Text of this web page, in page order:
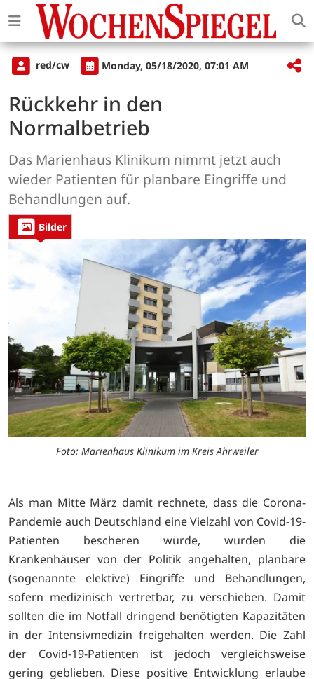
red/cw Monday, 05/18/2020, 07:01 AM
Rückkehr in den
Normalbetrieb
Das Marienhaus Klinikum nimmt jetzt auch
wieder Patienten für planbare Eingriffe und
Behandlungen auf.
Bilder
Foto: Marienhaus Klinikum im Kreis Ahrweiler
Als man Mitte März damit rechnete, dass die Corona-
Pandemie auch Deutschland eine Vielzahl von Covid-19-
Patienten bescheren würde, wurden die
Krankenhäuser von der Politik angehalten, planbare
(sogenannte elektive) Eingriffe und Behandlungen,
sofern medizinisch vertretbar, zu verschieben. Damit
sollten die im Notfall dringend benötigten Kapazitäten
in der Intensivmedizin freigehalten werden. Die Zahl
der Covid-19-Patienten ist jedoch vergleichsweise
gering geblieben. Diese positive Entwicklung erlaube